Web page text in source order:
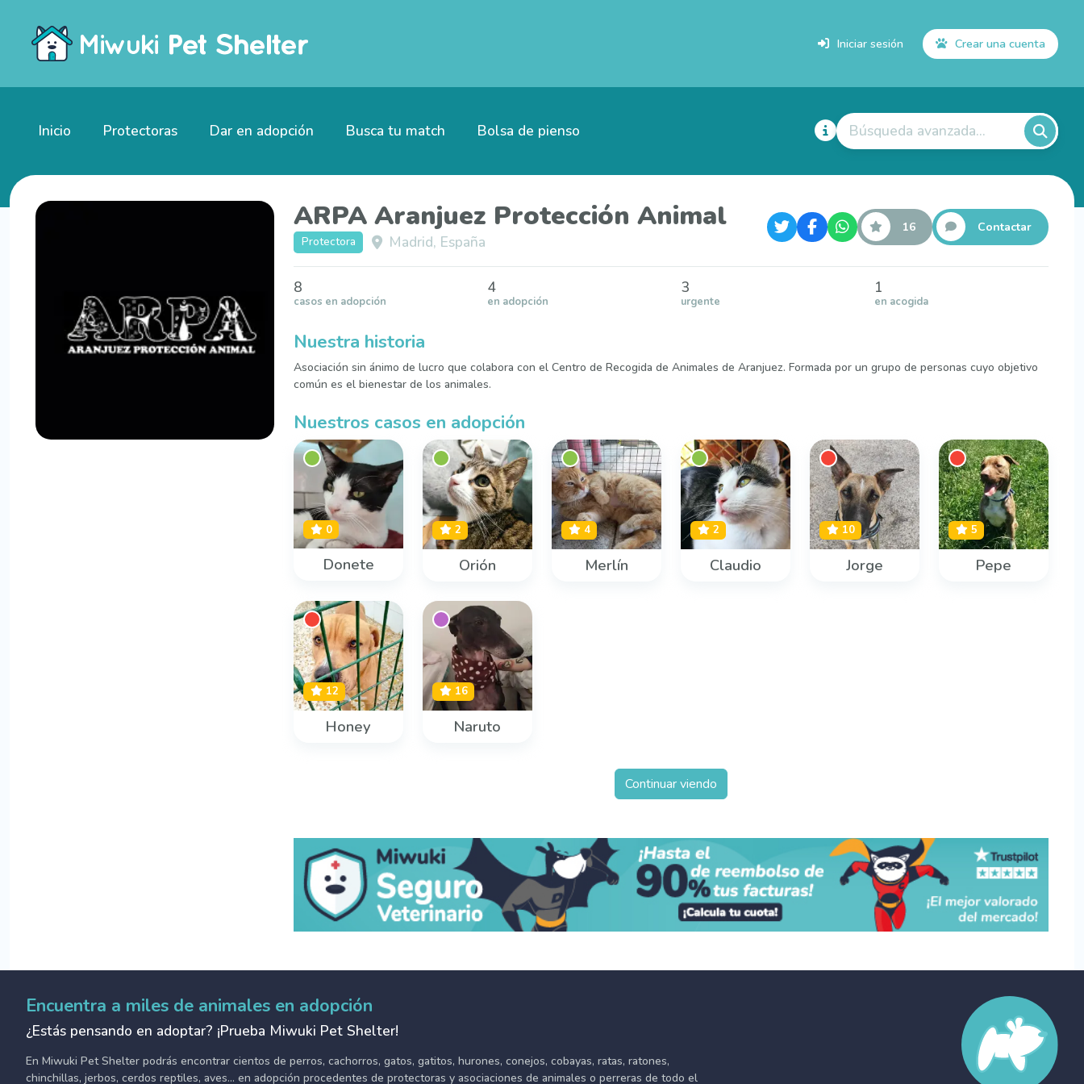
Iniciar sesión Crear una cuenta
Inicio Protectoras Dar en adopción Busca tu match Bolsa de pienso Búsqueda avanzada...
ARPA Aranjuez Protección Animal
Protectora Madrid, España
16 Contactar
8
casos en adopción
4
en adopción
3
urgente
1
en acogida
Nuestra historia
Asociación sin ánimo de lucro que colabora con el Centro de Recogida de Animales de Aranjuez. Formada por un grupo de personas cuyo objetivo
común es el bienestar de los animales.
Nuestros casos en adopción
0
Donete
2
Orión
4
Merlín
2
Claudio
10
Jorge
5
Pepe
12
Honey
16
Naruto
Continuar viendo
Encuentra a miles de animales en adopción
¿Estás pensando en adoptar? ¡Prueba Miwuki Pet Shelter!
En Miwuki Pet Shelter podrás encontrar cientos de perros, cachorros, gatos, gatitos, hurones, conejos, cobayas, ratas, ratones,
chinchillas, jerbos, cerdos reptiles, aves... en adopción procedentes de protectoras y asociaciones de animales o perreras de todo el